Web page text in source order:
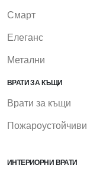
Смарт
Елеганс
Метални
ВРАТИ ЗА КЪЩИ
Врати за къщи
Пожароустойчиви
ИНТЕРИОРНИ ВРАТИ